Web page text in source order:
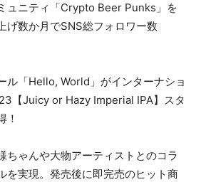
ュニティ「Crypto Beer Punks」を
数か月でSNS総フォロワー数
ル「Hello, World」がインターナショ
【Juicy or Hazy Imperial IPA】スタ
！
ちゃんや大物アーティストとのコラ
を実現。発売後に即完売のヒット商